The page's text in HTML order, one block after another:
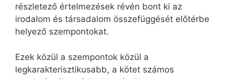
részletező értelmezések révén bont ki az
irodalom és társadalom összefüggését előtérbe
helyező szempontokat.
Ezek közül a szempontok közül a
legkarakterisztikusabb, a kötet számos